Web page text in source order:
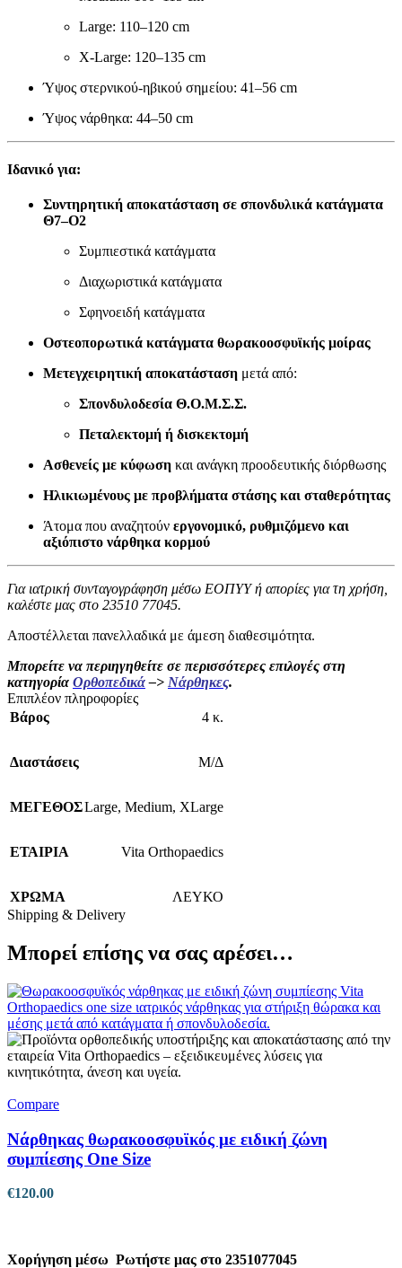
Large: 110–120 cm
X-Large: 120–135 cm
Ύψος στερνικού-ηβικού σημείου: 41–56 cm
Ύψος νάρθηκα: 44–50 cm
Ιδανικό για:
Συντηρητική αποκατάσταση σε σπονδυλικά κατάγματα
Θ7–Ο2
Συμπιεστικά κατάγματα
Διαχωριστικά κατάγματα
Σφηνοειδή κατάγματα
Οστεοπορωτικά κατάγματα θωρακοοσφυϊκής μοίρας
Μετεγχειρητική αποκατάσταση μετά από:
Σπονδυλοδεσία Θ.Ο.Μ.Σ.Σ.
Πεταλεκτομή ή δισκεκτομή
Ασθενείς με κύφωση και ανάγκη προοδευτικής διόρθωσης
Ηλικιωμένους με προβλήματα στάσης και σταθερότητας
Άτομα που αναζητούν εργονομικό, ρυθμιζόμενο και
αξιόπιστο νάρθηκα κορμού
Για ιατρική συνταγογράφηση μέσω ΕΟΠΥΥ ή απορίες για τη χρήση,
καλέστε μας στο 23510 77045.
Αποστέλλεται πανελλαδικά με άμεση διαθεσιμότητα.
Μπορείτε να περιηγηθείτε σε περισσότερες επιλογές στη
κατηγορία Ορθοπεδικά–> Νάρθηκες.
Επιπλέον πληροφορίες
Βάρος
4 κ.
Διαστάσεις Μ/Δ
ΜΕΓΕΘΟΣLarge, Medium, XLarge
ΕΤΑΙΡΙΑ Vita Orthopaedics
ΧΡΩΜΑ
ΛΕΥΚΟ
Shipping & Delivery
Μπορεί επίσης να σας αρέσει…
Compare
Νάρθηκας θωρακοοσφυϊκός με ειδική ζώνη
συμπίεσης One Size
€120.00
Χορήγηση μέσω Ρωτήστε μας στο 2351077045